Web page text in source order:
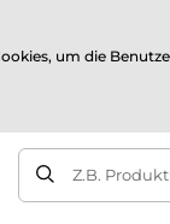
Z.B.
um die